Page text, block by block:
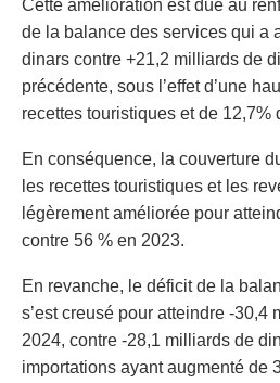
Cette amélioration est due au
de la balance des services qui a
dinars contre +21,2 milliards de
précédente, sous l’effet d’une
recettes touristiques et de 12,7%
En conséquence, la couverture
les recettes touristiques et les
légèrement améliorée pour
contre 56 % en 2023.
En revanche, le déficit de la
s’est creusé pour atteindre -30,4
2024, contre -28,1 milliards de
importations ayant augmenté de